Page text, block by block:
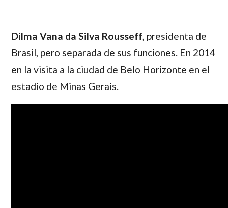
Dilma Vana da Silva Rousseff, presidenta de
Brasil, pero separada de sus funciones. En 2014
en la visita a la ciudad de Belo Horizonte en el
estadio de Minas Gerais.